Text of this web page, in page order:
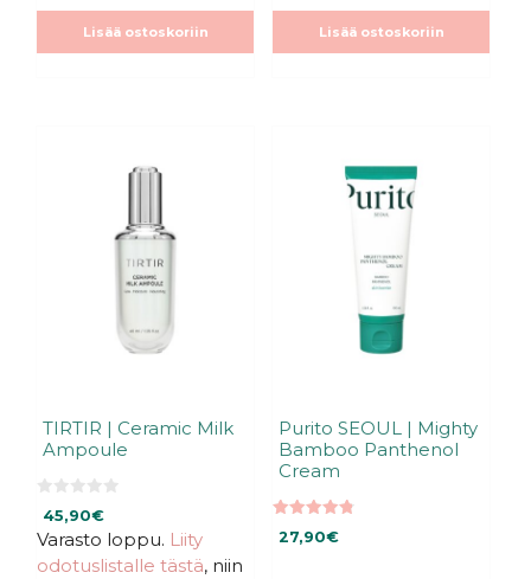
s
Lisää ostoskoriin Lisää ostoskoriin
TIRTIR | Ceramic Milk
Ampoule
5
:
s
t
45,90€
Varasto loppu. Liity
odotuslistalle tästä, niin
Purito SEOUL | Mighty
Bamboo Panthenol
Cream
4.80
5:stä
27,90€